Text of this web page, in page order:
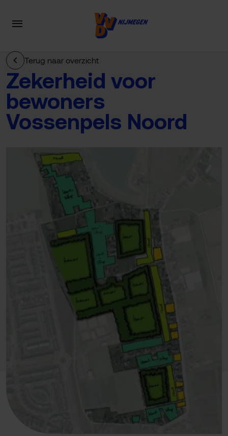
Terug naar overzicht
Zekerheid voor
bewoners
Vossenpels Noord